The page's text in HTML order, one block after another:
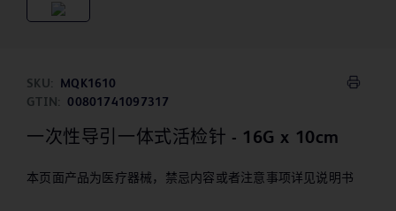
SKU:
MQK1610
GTIN:
00801741097317
一次性导引一体式活检针 - 16G x 10cm
本页面产品为医疗器械，禁忌内容或者注意事项详见说明书